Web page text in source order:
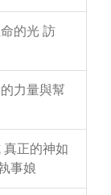
的光 訪
力量與幫
正的神如
事娘